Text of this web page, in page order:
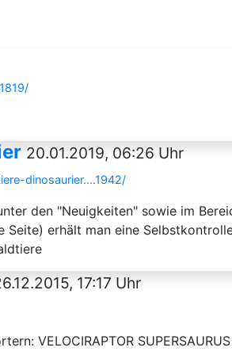
20.01.2019, 06:26 Uhr
dinosaurier....1942/
den "Neuigkeiten" sowie im
erhält man eine
17:17 Uhr
VELOCIRAPTOR